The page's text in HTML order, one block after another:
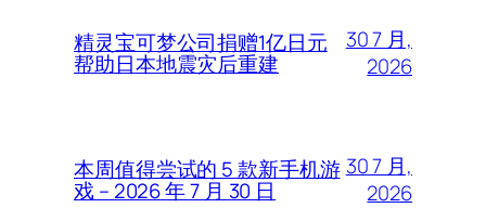
精灵宝可梦公司捐赠1亿日元
帮助日本地震灾后重建
30 7 月,
2026
本周值得尝试的 5 款新手机游
戏 – 2026 年 7 月 30 日
30 7 月,
2026